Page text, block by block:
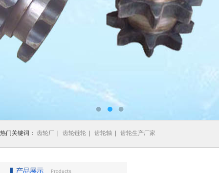
热门关键词： 齿轮厂 齿轮链轮 齿轮轴 齿轮生产厂家